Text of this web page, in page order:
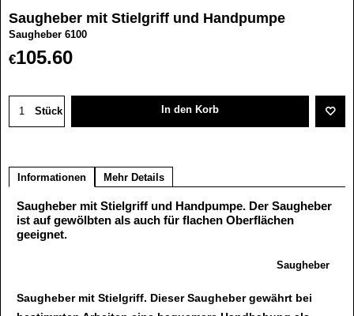
Saugheber mit Stielgriff und Handpumpe
Saugheber 6100
€105.60
Stück In den Korb
Informationen Mehr Details
Saugheber mit Stielgriff und Handpumpe. Der Saugheber
ist auf gewölbten als auch für flachen Oberflächen
geeignet.
Saugheber
Saugheber mit Stielgriff. Dieser Saugheber gewährt bei